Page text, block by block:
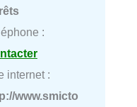
:
internet :
www.smicto